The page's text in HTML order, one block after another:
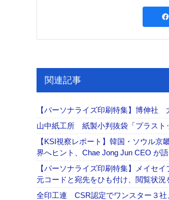
関連記事
【パーソナライズ印刷特集】博伸社
山中紙工所 紙製小判抜袋「プラスト
【KSI視察レポート】韓国・ソウル
界へヒント、Chae Jong Jun CEO が
【パーソナライズ印刷特集】メイセ
元コードと宛先をひも付け、閲覧状況
全印工連 CSR認定でワンスター３